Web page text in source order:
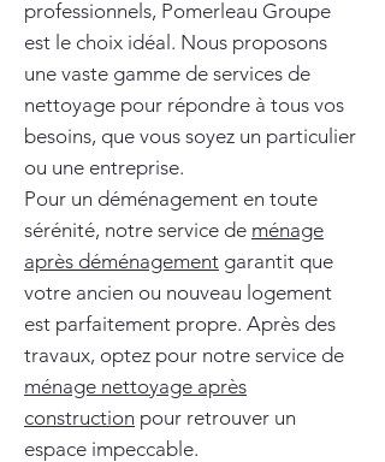
professionnels, Pomerleau Groupe
est le choix idéal. Nous proposons
une vaste gamme de services de
nettoyage pour répondre à tous vos
besoins, que vous soyez un particulier
ou une entreprise.
Pour un déménagement en toute
sérénité, notre service de ménage
après déménagement garantit que
votre ancien ou nouveau logement
est parfaitement propre. Après des
travaux, optez pour notre service de
ménage nettoyage après
construction pour retrouver un
espace impeccable.